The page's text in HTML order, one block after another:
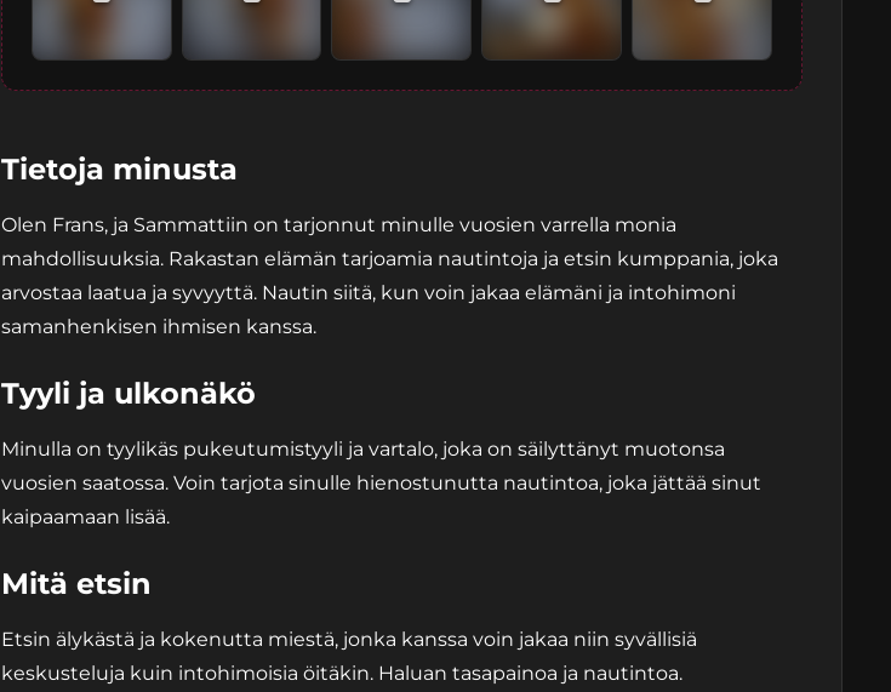
Tietoja minusta
Olen Frans, ja Sammattiin on tarjonnut minulle vuosien varrella monia
mahdollisuuksia. Rakastan elämän tarjoamia nautintoja ja etsin kumppania, joka
arvostaa laatua ja syvyyttä. Nautin siitä, kun voin jakaa elämäni ja intohimoni
samanhenkisen ihmisen kanssa.
Tyyli ja ulkonäkö
Minulla on tyylikäs pukeutumistyyli ja vartalo, joka on säilyttänyt muotonsa
vuosien saatossa. Voin tarjota sinulle hienostunutta nautintoa, joka jättää sinut
kaipaamaan lisää.
Mitä etsin
Etsin älykästä ja kokenutta miestä, jonka kanssa voin jakaa niin syvällisiä
keskusteluja kuin intohimoisia öitäkin. Haluan tasapainoa ja nautintoa.